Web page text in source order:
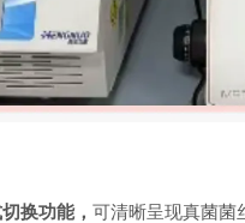
换功能， 可清晰呈现真菌菌